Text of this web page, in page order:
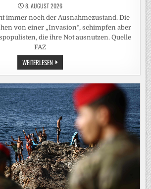
8. AUGUST 2026
immer noch der Ausnahmezustand. Die
von einer „Invasion“, schimpfen aber
die ihre Not ausnutzen. Quelle
FAZ
WEITERLESEN SPANISCHE
ENKLAVE
CEUTA:
FÜR
DEN
15.
AUGUST
IST
DER
NÄCHSTE
ANSTURM
GEPLANT